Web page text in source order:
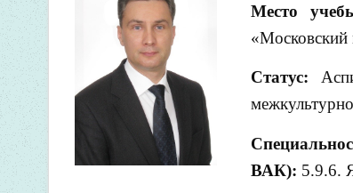
Место
«Московский
Статус:
ВАК): 5.9.6.